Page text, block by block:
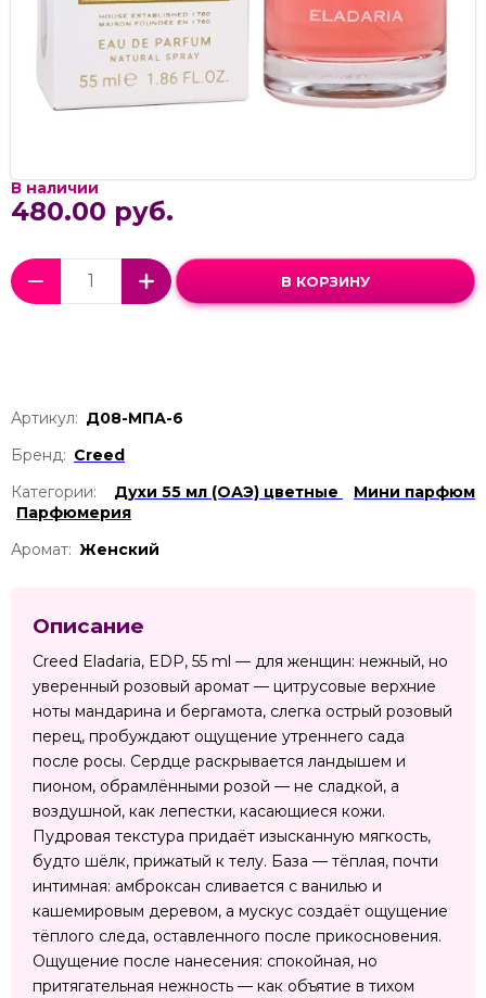
В наличии
480.00 руб.
В КОРЗИНУ
Артикул: Д08-МПА-6
Бренд: Creed
Категории:
Духи 55 мл (ОАЭ) цветные
Мини парфюм
Парфюмерия
Аромат: Женский
Описание
Creed Eladaria, EDP, 55 ml — для женщин: нежный, но
уверенный розовый аромат — цитрусовые верхние
ноты мандарина и бергамота, слегка острый розовый
перец, пробуждают ощущение утреннего сада
после росы. Сердце раскрывается ландышем и
пионом, обрамлёнными розой — не сладкой, а
воздушной, как лепестки, касающиеся кожи.
Пудровая текстура придаёт изысканную мягкость,
будто шёлк, прижатый к телу. База — тёплая, почти
интимная: амброксан сливается с ванилью и
кашемировым деревом, а мускус создаёт ощущение
тёплого следа, оставленного после прикосновения.
Ощущение после нанесения: спокойная, но
притягательная нежность — как объятие в тихом